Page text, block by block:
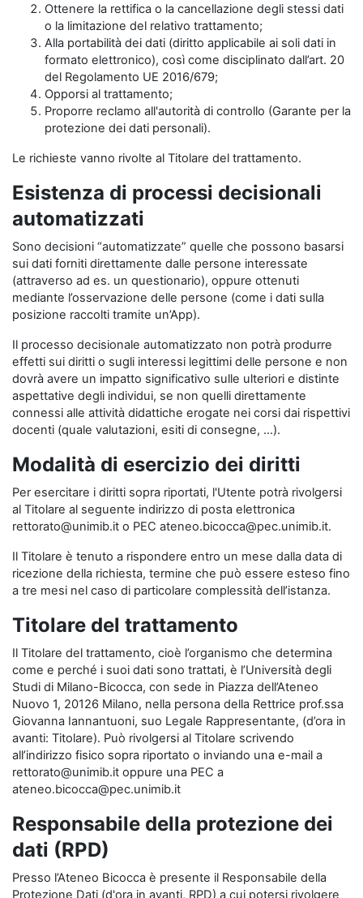
Ottenere la rettifica o la cancellazione degli stessi dati
o la limitazione del relativo trattamento;
Alla portabilità dei dati (diritto applicabile ai soli dati in
formato elettronico), così come disciplinato dall’art. 20
del Regolamento UE 2016/679;
Opporsi al trattamento;
Proporre reclamo all'autorità di controllo (Garante per la
protezione dei dati personali).
Le richieste vanno rivolte al Titolare del trattamento.
Esistenza di processi decisionali
automatizzati
Sono decisioni “automatizzate” quelle che possono basarsi
sui dati forniti direttamente dalle persone interessate
(attraverso ad es. un questionario), oppure ottenuti
mediante l’osservazione delle persone (come i dati sulla
posizione raccolti tramite un’App).
Il processo decisionale automatizzato non potrà produrre
effetti sui diritti o sugli interessi legittimi delle persone e non
dovrà avere un impatto significativo sulle ulteriori e distinte
aspettative degli individui, se non quelli direttamente
connessi alle attività didattiche erogate nei corsi dai rispettivi
docenti (quale valutazioni, esiti di consegne, …).
Modalità di esercizio dei diritti
Per esercitare i diritti sopra riportati, l'Utente potrà rivolgersi
al Titolare al seguente indirizzo di posta elettronica
rettorato@unimib.it o PEC ateneo.bicocca@pec.unimib.it.
Il Titolare è tenuto a rispondere entro un mese dalla data di
ricezione della richiesta, termine che può essere esteso fino
a tre mesi nel caso di particolare complessità dell’istanza.
Titolare del trattamento
Il Titolare del trattamento, cioè l’organismo che determina
come e perché i suoi dati sono trattati, è l’Università degli
Studi di Milano-Bicocca, con sede in Piazza dell’Ateneo
Nuovo 1, 20126 Milano, nella persona della Rettrice prof.ssa
Giovanna Iannantuoni, suo Legale Rappresentante, (d’ora in
avanti: Titolare). Può rivolgersi al Titolare scrivendo
all’indirizzo fisico sopra riportato o inviando una e-mail a
rettorato@unimib.it oppure una PEC a
ateneo.bicocca@pec.unimib.it
Responsabile della protezione dei
dati (RPD)
Presso l’Ateneo Bicocca è presente il Responsabile della
Protezione Dati (d'ora in avanti, RPD) a cui potersi rivolgere